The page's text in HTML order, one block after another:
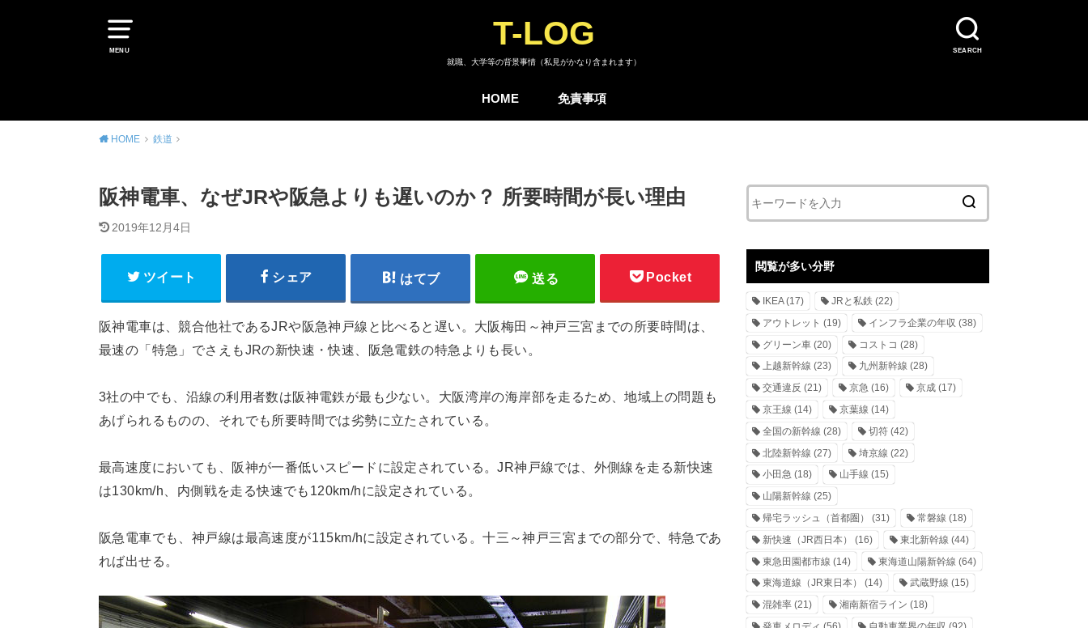
MENU SEARCH
T-LOG
就職、大学等の背景事情（私見がかなり含まれます）
HOME 免責事項
HOME 鉄道
阪神電車、なぜJRや阪急よりも遅いのか？ 所要時間が長い理由
2019年12月4日
ツイート シェア はてブ 送る Pocket
阪神電車は、競合他社であるJRや阪急神戸線と比べると遅い。大阪梅田～神戸三宮までの所要時間は、
最速の「特急」でさえもJRの新快速・快速、阪急電鉄の特急よりも長い。
3社の中でも、沿線の利用者数は阪神電鉄が最も少ない。大阪湾岸の海岸部を走るため、地域上の問題も
あげられるものの、それでも所要時間では劣勢に立たされている。
最高速度においても、阪神が一番低いスピードに設定されている。JR神戸線では、外側線を走る新快速
は130km/h、内側戦を走る快速でも120km/hに設定されている。
阪急電車でも、神戸線は最高速度が115km/hに設定されている。十三～神戸三宮までの部分で、特急であ
れば出せる。
閲覧が多い分野
IKEA(17) JRと私鉄 (22)
アウトレット (19) インフラ企業の年収 (38)
グリーン車 (20) コストコ (28)
上越新幹線 (23) 九州新幹線 (28)
交通違反 (21) 京急 (16) 京成(17)
京王線 (14) 京葉線 (14)
全国の新幹線 (28) 切符(42)
北陸新幹線 (27) 埼京線 (22)
小田急 (18) 山手線 (15)
山陽新幹線 (25)
帰宅ラッシュ（首都圏）
(31) 常磐線 (18)
新快速（JR西日本）
(16) 東北新幹線 (44)
東急田園都市線 (14) 東海道山陽新幹線 (64)
東海道線（JR東日本）
(14) 武蔵野線 (15)
混雑率 (21) 湘南新宿ライン (18)